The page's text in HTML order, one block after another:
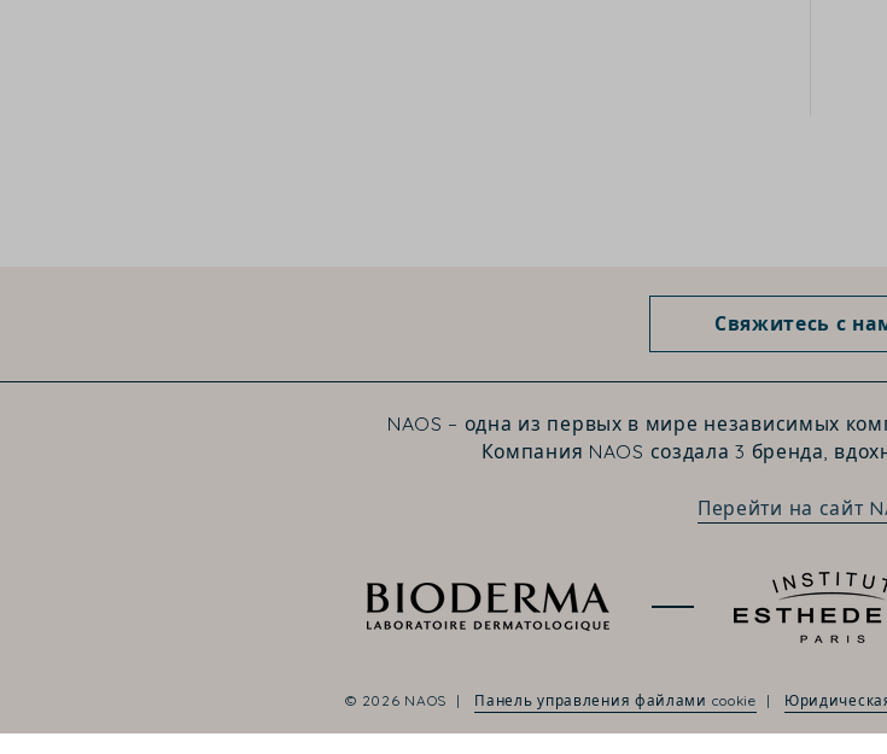
Свяжитесь с
NAOS – одна из первых в мире независимых
Компания NAOS создала 3 бренда,
Перейти на сайт
© 2026 NAOS Панель управления файлами cookie